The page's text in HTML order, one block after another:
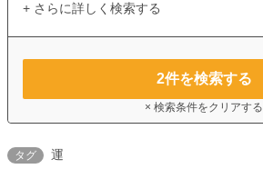
+ さらに詳しく検索する
2件を検索する
× 検索条件をクリアする
タグ 運